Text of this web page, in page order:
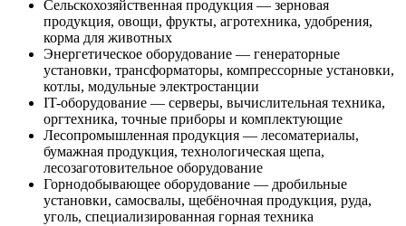
Сельскохозяйственная продукция — зерновая
продукция, овощи, фрукты, агротехника, удобрения,
корма для животных
Энергетическое оборудование — генераторные
установки, трансформаторы, компрессорные установки,
котлы, модульные электростанции
IT-оборудование — серверы, вычислительная техника,
оргтехника, точные приборы и комплектующие
Лесопромышленная продукция — лесоматериалы,
бумажная продукция, технологическая щепа,
лесозаготовительное оборудование
Горнодобывающее оборудование — дробильные
установки, самосвалы, щебёночная продукция, руда,
уголь, специализированная горная техника